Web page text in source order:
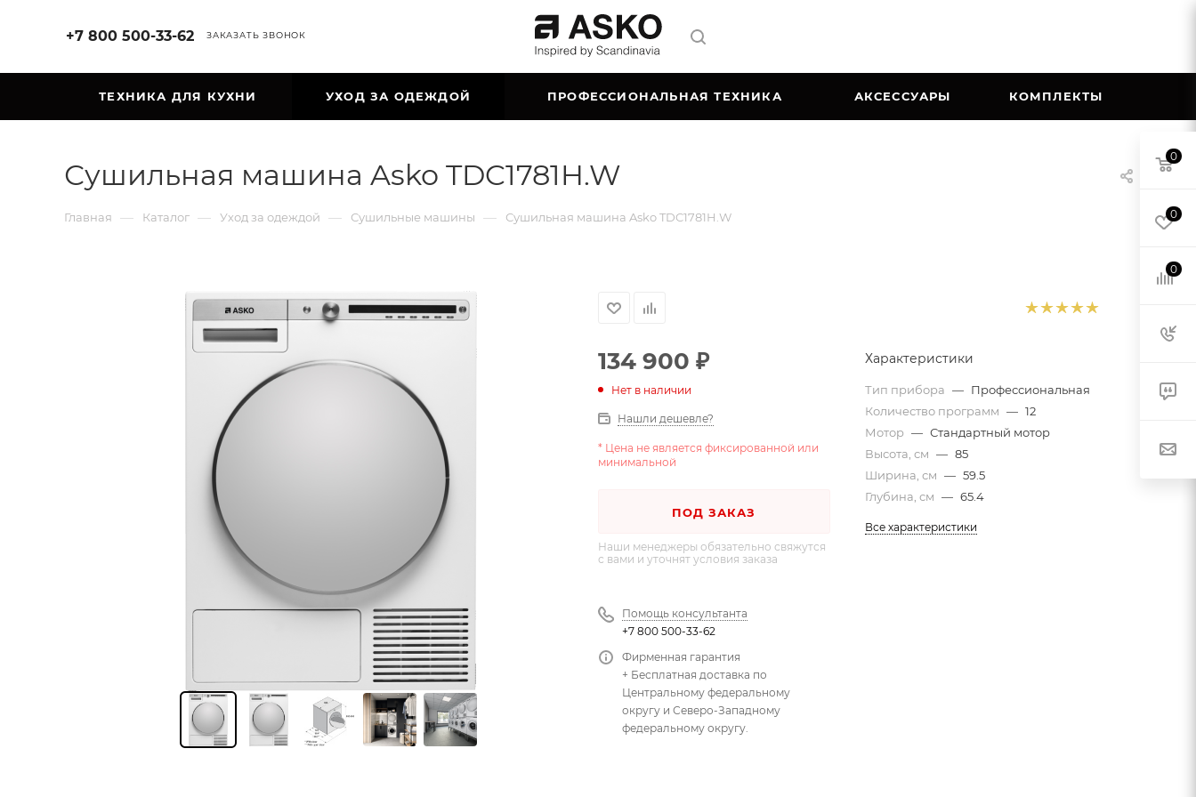
+7 800 500-33-62 ЗАКАЗАТЬ ЗВОНОК
ТЕХНИКА ДЛЯ КУХНИ УХОД ЗА ОДЕЖДОЙ ПРОФЕССИОНАЛЬНАЯ ТЕХНИКА АКСЕССУАРЫ КОМПЛЕКТЫ
Сушильная машина Asko TDC1781H.W
Главная — Каталог — Уход за одеждой — Сушильные машины — Сушильная машина Asko TDC1781H.W
134 900 ₽
Нет в наличии
Нашли дешевле?
* Цена не является фиксированной или
минимальной
ПОД ЗАКАЗ
Наши менеджеры обязательно свяжутся
с вами и уточнят условия заказа
Помощь консультанта
+7 800 500-33-62
Фирменная гарантия
+ Бесплатная доставка по
Центральному федеральному
округу и Северо-Западному
федеральному округу.
Характеристики
Тип прибора — Профессиональная
Количество программ — 12
Мотор — Стандартный мотор
Высота, см — 85
Ширина, см — 59.5
Глубина, см — 65.4
Все характеристики
0
0
0